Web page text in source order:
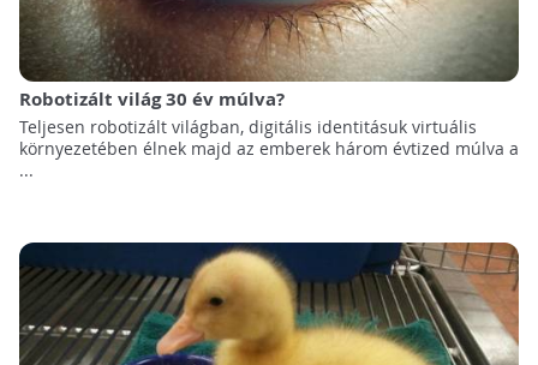
Robotizált világ 30 év múlva?
Teljesen robotizált világban, digitális identitásuk virtuális
környezetében élnek majd az emberek három évtized múlva a
...